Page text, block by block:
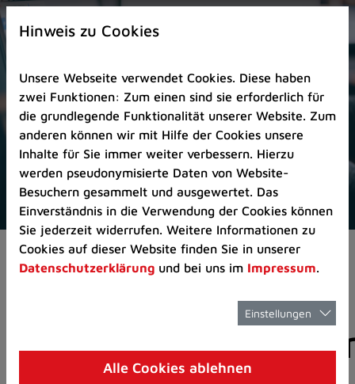
Zur
Startseite
Zum
Seitenanfang
springen
(Schnelltaste
A)
Zur
Navigation/Menü
springen
(Schnelltaste
M)
Zur
8)
Aktuelles Pressemitteilungen
Hinweis zu Cookies
Unsere Webseite verwendet Cookies. Diese haben
zwei Funktionen: Zum einen sind sie erforderlich für
die grundlegende Funktionalität unserer Website. Zum
anderen können wir mit Hilfe der Cookies unsere
Inhalte für Sie immer weiter verbessern. Hierzu
werden pseudonymisierte Daten von Website-
Besuchern gesammelt und ausgewertet. Das
Einverständnis in die Verwendung der Cookies können
Sie jederzeit widerrufen. Weitere Informationen zu
Cookies auf dieser Website finden Sie in unserer
Datenschutzerklärung und bei uns im Impressum.
Einstellungen
Alle Cookies ablehnen